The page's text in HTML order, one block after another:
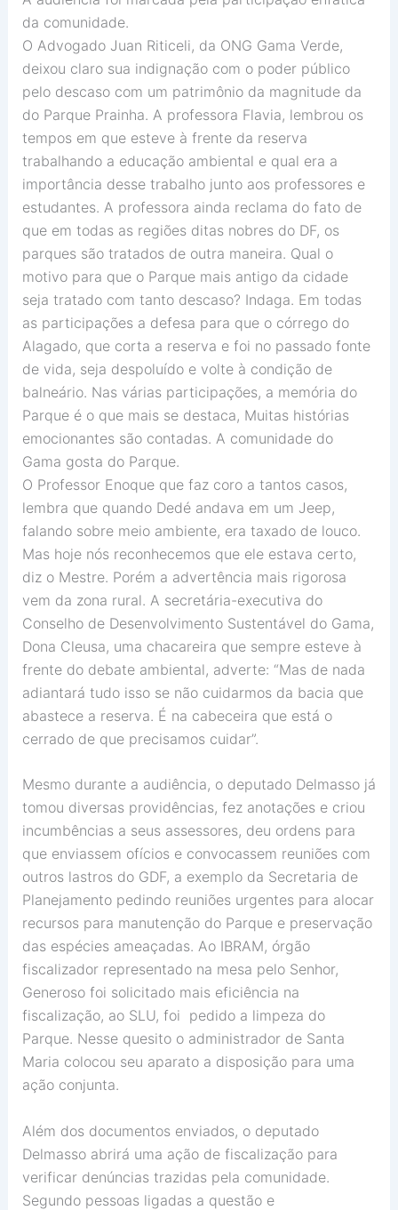
da comunidade.
O Advogado Juan Riticeli, da ONG Gama Verde,
deixou claro sua indignação com o poder público
pelo descaso com um patrimônio da magnitude da
do Parque Prainha. A professora Flavia, lembrou os
tempos em que esteve à frente da reserva
trabalhando a educação ambiental e qual era a
importância desse trabalho junto aos professores e
estudantes. A professora ainda reclama do fato de
que em todas as regiões ditas nobres do DF, os
parques são tratados de outra maneira. Qual o
motivo para que o Parque mais antigo da cidade
seja tratado com tanto descaso? Indaga. Em todas
as participações a defesa para que o córrego do
Alagado, que corta a reserva e foi no passado fonte
de vida, seja despoluído e volte à condição de
balneário. Nas várias participações, a memória do
Parque é o que mais se destaca, Muitas histórias
emocionantes são contadas. A comunidade do
Gama gosta do Parque.
O Professor Enoque que faz coro a tantos casos,
lembra que quando Dedé andava em um Jeep,
falando sobre meio ambiente, era taxado de louco.
Mas hoje nós reconhecemos que ele estava certo,
diz o Mestre. Porém a advertência mais rigorosa
vem da zona rural. A secretária-executiva do
Conselho de Desenvolvimento Sustentável do Gama,
Dona Cleusa, uma chacareira que sempre esteve à
frente do debate ambiental, adverte: “Mas de nada
adiantará tudo isso se não cuidarmos da bacia que
abastece a reserva. É na cabeceira que está o
cerrado de que precisamos cuidar”.
Mesmo durante a audiência, o deputado Delmasso já
tomou diversas providências, fez anotações e criou
incumbências a seus assessores, deu ordens para
que enviassem ofícios e convocassem reuniões com
outros lastros do GDF, a exemplo da Secretaria de
Planejamento pedindo reuniões urgentes para alocar
recursos para manutenção do Parque e preservação
das espécies ameaçadas. Ao IBRAM, órgão
fiscalizador representado na mesa pelo Senhor,
Generoso foi solicitado mais eficiência na
fiscalização, ao SLU, foi pedido a limpeza do
Parque. Nesse quesito o administrador de Santa
Maria colocou seu aparato a disposição para uma
ação conjunta.
Além dos documentos enviados, o deputado
Delmasso abrirá uma ação de fiscalização para
verificar denúncias trazidas pela comunidade.
Segundo pessoas ligadas a questão e